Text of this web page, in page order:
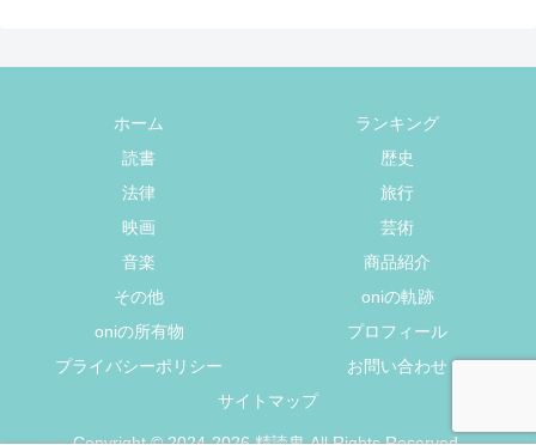
ホーム
ランキング
読書
歴史
法律
旅行
映画
芸術
音楽
商品紹介
その他
oniの軌跡
oniの所有物
プロフィール
プライバシーポリシー
お問い合わせ
サイトマップ